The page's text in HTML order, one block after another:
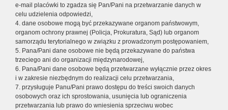
e-mail placówki to zgadza się Pan/Pani na przetwarzanie danych w
celu udzielenia odpowiedzi,
4. dane osobowe mogą być przekazywane organom państwowym,
organom ochrony prawnej (Policja, Prokuratura, Sąd) lub organom
samorządu terytorialnego w związku z prowadzonym postępowaniem,
5. Pana/Pani dane osobowe nie będą przekazywane do państwa
trzeciego ani do organizacji międzynarodowej,
6. Pana/Pani dane osobowe będą przetwarzane wyłącznie przez okres
i w zakresie niezbędnym do realizacji celu przetwarzania,
7. przysługuje Panu/Pani prawo dostępu do treści swoich danych
osobowych oraz ich sprostowania, usunięcia lub ograniczenia
przetwarzania lub prawo do wniesienia sprzeciwu wobec